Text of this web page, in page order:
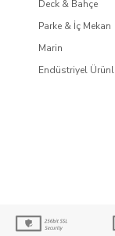
Deck & Bahçe
Parke & İç Mekan
Marin
Endüstriyel